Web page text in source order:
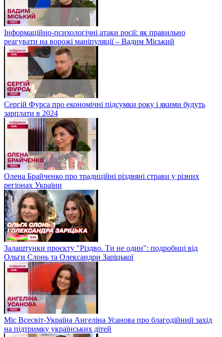
Інформаційно-психологічні атаки росії: як правильно
реагувати на ворожі маніпуляції – Вадим Міський
Сергій Фурса про економічні підсумки року і якими будуть
зарплати в 2024
Олена Брайченко про традиційні різдвяні страви у різних
регіонах України
Залаштунки проєкту "Різдво. Ти не один": подробиці від
Ольги Слонь та Олександри Заріцької
Міс Всесвіт-Україна Ангеліна Усанова про благодійний захід
на підтримку українських дітей